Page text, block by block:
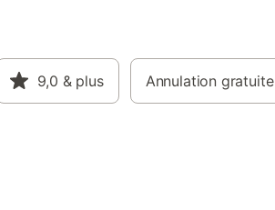
9,0 & plus Annulation gratuite